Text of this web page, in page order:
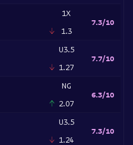
1X
1.3
7.3/10
U3.5
1.27
7.7/10
NG
2.07
6.3/10
U3.5
1.24
7.3/10